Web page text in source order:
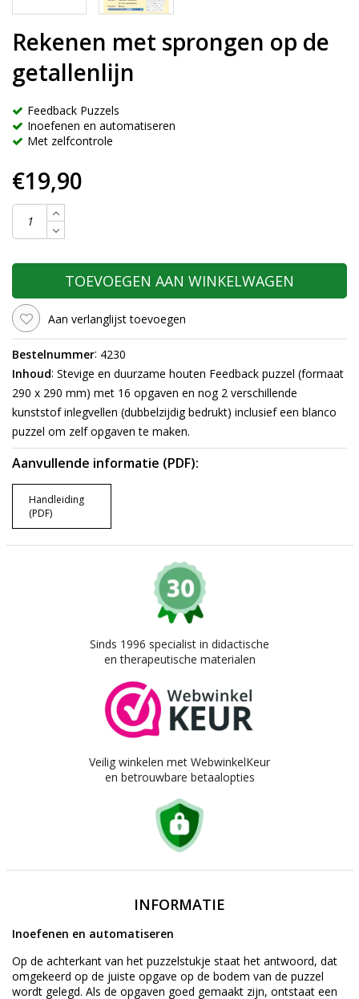
Rekenen met sprongen op de
getallenlijn
Feedback Puzzels
Inoefenen en automatiseren
Met zelfcontrole
€19,90
TOEVOEGEN AAN WINKELWAGEN
Aan verlanglijst toevoegen
Bestelnummer: 4230
Inhoud: Stevige en duurzame houten Feedback puzzel (formaat
290 x 290 mm) met 16 opgaven en nog 2 verschillende
kunststof inlegvellen (dubbelzijdig bedrukt) inclusief een blanco
puzzel om zelf opgaven te maken.
Aanvullende informatie (PDF):
Handleiding
(PDF)
Sinds 1996 specialist in didactische
en therapeutische materialen
Veilig winkelen met WebwinkelKeur
en betrouwbare betaalopties
INFORMATIE
Inoefenen en automatiseren
Op de achterkant van het puzzelstukje staat het antwoord, dat
omgekeerd op de juiste opgave op de bodem van de puzzel
wordt gelegd. Als de opgaven goed gemaakt zijn, ontstaat een